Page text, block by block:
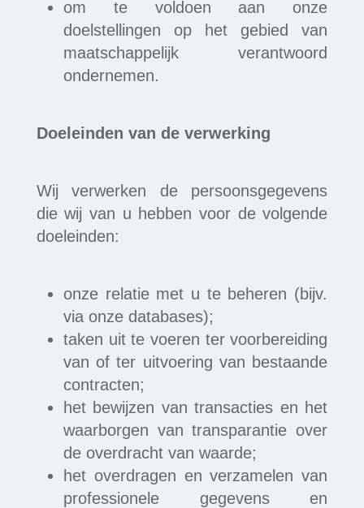
om te voldoen aan onze
doelstellingen op het gebied van
maatschappelijk verantwoord
ondernemen.
Doeleinden van de verwerking
Wij verwerken de persoonsgegevens
die wij van u hebben voor de volgende
doeleinden:
onze relatie met u te beheren (bijv.
via onze databases);
taken uit te voeren ter voorbereiding
van of ter uitvoering van bestaande
contracten;
het bewijzen van transacties en het
waarborgen van transparantie over
de overdracht van waarde;
het overdragen en verzamelen van
professionele gegevens en